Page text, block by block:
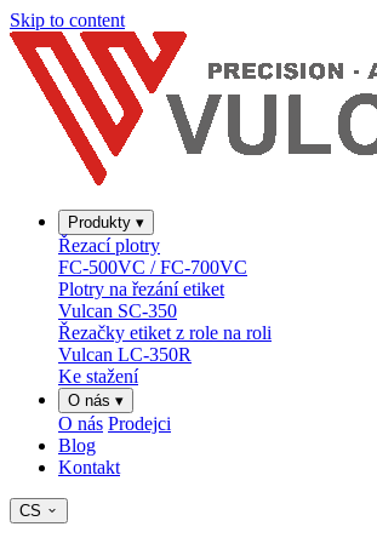
Skip to content
Produkty ▾
Řezací plotry
FC-500VC / FC-700VC
Plotry na řezání etiket
Vulcan SC-350
Řezačky etiket z role na roli
Vulcan LC-350R
Ke stažení
O nás ▾
O nás Prodejci
Blog
Kontakt
CS